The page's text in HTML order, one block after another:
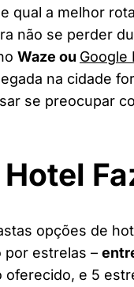
qual a melhor
não se perder
Waze ou Google
na cidade
se preocupar
opções de
por estrelas –
oferecido, e 5